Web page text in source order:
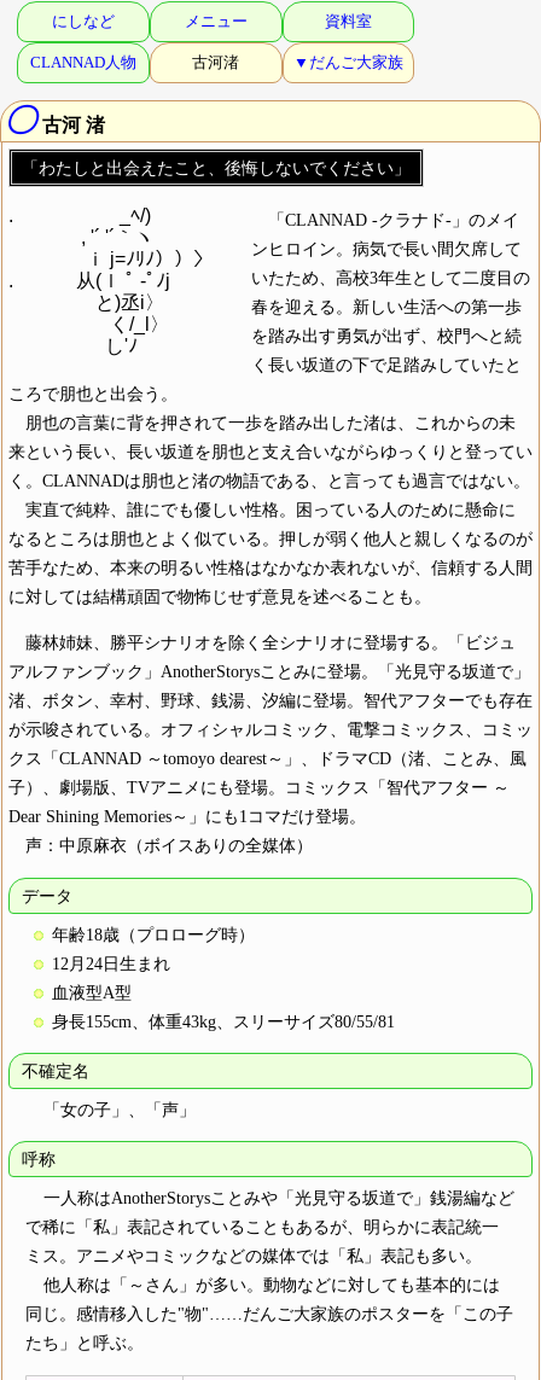
にしなど メニュー 資料室
CLANNAD人物 古河渚 ▼だんご大家族
〇 古河 渚
「わたしと出会えたこと、後悔しないでください」
.　　　　 　 _ﾍ/)
, '´ '´｀ヽ
ｉ j=ﾉﾘﾉ））〉
.　　　 从(ｌ ﾟ -ﾟﾉj
と)丞i〉
く/_l〉
「CLANNAD -クラナド-」のメイ
ンヒロイン。病気で長い間欠席して
いたため、高校3年生として二度目の
春を迎える。新しい生活への第一歩
を踏み出す勇気が出ず、校門へと続
く長い坂道の下で足踏みしていたと
ころで朋也と出会う。
朋也の言葉に背を押されて一歩を踏み出した渚は、これからの未
来という長い、長い坂道を朋也と支え合いながらゆっくりと登ってい
く。CLANNADは朋也と渚の物語である、と言っても過言ではない。
実直で純粋、誰にでも優しい性格。困っている人のために懸命に
なるところは朋也とよく似ている。押しが弱く他人と親しくなるのが
苦手なため、本来の明るい性格はなかなか表れないが、信頼する人間
に対しては結構頑固で物怖じせず意見を述べることも。
藤林姉妹、勝平シナリオを除く全シナリオに登場する。「ビジュ
アルファンブック」AnotherStorysことみに登場。「光見守る坂道で」
渚、ボタン、幸村、野球、銭湯、汐編に登場。智代アフターでも存在
が示唆されている。オフィシャルコミック、電撃コミックス、コミッ
クス「CLANNAD ～tomoyo dearest～」、ドラマCD（渚、ことみ、風
子）、劇場版、TVアニメにも登場。コミックス「智代アフター ～
Dear Shining Memories～」にも1コマだけ登場。
声：中原麻衣（ボイスありの全媒体）
データ
年齢18歳（プロローグ時）
12月24日生まれ
血液型A型
身長155cm、体重43kg、スリーサイズ80/55/81
不確定名
「女の子」、「声」
呼称
一人称はAnotherStorysことみや「光見守る坂道で」銭湯編など
で稀に「私」表記されていることもあるが、明らかに表記統一
ミス。アニメやコミックなどの媒体では「私」表記も多い。
他人称は「～さん」が多い。動物などに対しても基本的には
同じ。感情移入した"物"……だんご大家族のポスターを「この子
たち」と呼ぶ。